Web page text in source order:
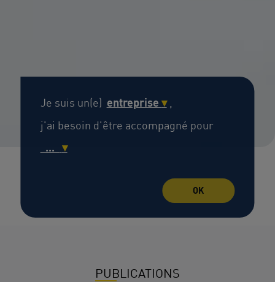
Je suis un(e) entreprise ▾,
j'ai besoin d'être accompagné pour
... ▾
OK
PUBLICATIONS